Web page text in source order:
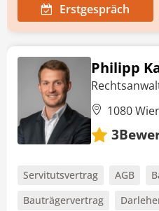
Erstgespräch
Philipp
1080
3
Servitutsvertrag AGB
Bauträgervertrag